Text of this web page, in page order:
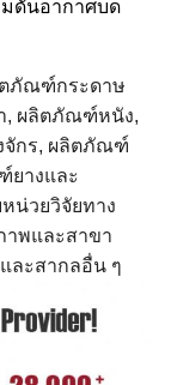
ดันอากาศบด
ภัณฑ์กระดาษ
า, ผลิตภัณฑ์หนัง,
จักร, ผลิตภัณฑ์
างและ
น่วยวิจัยทาง
พและสาขา
ละสากลอื่น ๆ